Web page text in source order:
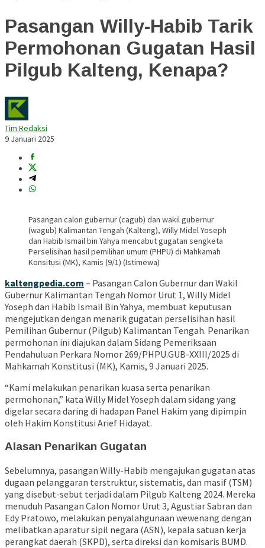
Pasangan Willy-Habib Tarik
Permohonan Gugatan Hasil
Pilgub Kalteng, Kenapa?
Tim Redaksi
9 Januari 2025
Pasangan calon gubernur (cagub) dan wakil gubernur
(wagub) Kalimantan Tengah (Kalteng), Willy Midel Yoseph
dan Habib Ismail bin Yahya mencabut gugatan sengketa
Perselisihan hasil pemilihan umum (PHPU) di Mahkamah
Konsitusi (MK), Kamis (9/1) (Istimewa)
kaltengpedia.com – Pasangan Calon Gubernur dan Wakil
Gubernur Kalimantan Tengah Nomor Urut 1, Willy Midel
Yoseph dan Habib Ismail Bin Yahya, membuat keputusan
mengejutkan dengan menarik gugatan perselisihan hasil
Pemilihan Gubernur (Pilgub) Kalimantan Tengah. Penarikan
permohonan ini diajukan dalam Sidang Pemeriksaan
Pendahuluan Perkara Nomor 269/PHPU.GUB-XXIII/2025 di
Mahkamah Konstitusi (MK), Kamis, 9 Januari 2025.
“Kami melakukan penarikan kuasa serta penarikan
permohonan,” kata Willy Midel Yoseph dalam sidang yang
digelar secara daring di hadapan Panel Hakim yang dipimpin
oleh Hakim Konstitusi Arief Hidayat.
Alasan Penarikan Gugatan
Sebelumnya, pasangan Willy-Habib mengajukan gugatan atas
dugaan pelanggaran terstruktur, sistematis, dan masif (TSM)
yang disebut-sebut terjadi dalam Pilgub Kalteng 2024. Mereka
menuduh Pasangan Calon Nomor Urut 3, Agustiar Sabran dan
Edy Pratowo, melakukan penyalahgunaan wewenang dengan
melibatkan aparatur sipil negara (ASN), kepala satuan kerja
perangkat daerah (SKPD), serta direksi dan komisaris BUMD.